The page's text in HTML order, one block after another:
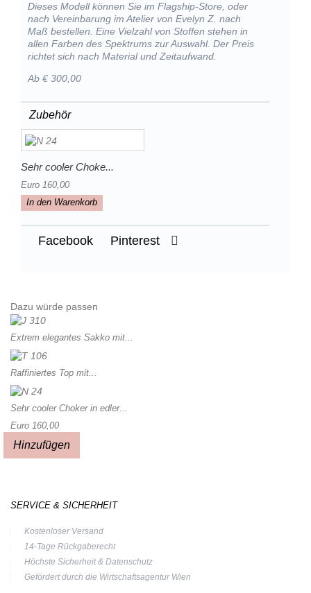
Dieses Modell können Sie im Flagship-Store, oder
nach Vereinbarung im Atelier von Evelyn Z. nach
Maß bestellen. Eine Vielzahl von Stoffen stehen in
allen Farben des Spektrums zur Auswahl. Der Preis
richtet sich nach Material und Zeitaufwand.
Ab € 300,00
Zubehör
Sehr cooler Choke...
Euro 160,00
In den Warenkorb
Facebook Pinterest
Dazu würde passen
Extrem elegantes Sakko mit...
Raffiniertes Top mit...
Sehr cooler Choker in edler...
Euro 160,00
Hinzufügen
SERVICE & SICHERHEIT
Kostenloser Versand
14-Tage Rückgaberecht
Höchste Sicherheit & Datenschutz
Gefördert durch die Wirtschaftsagentur Wien